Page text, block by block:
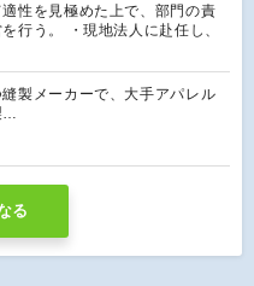
性を見極めた上で、部門の責
行う。 ・現地法人に赴任し、
製メーカーで、大手アパレル
…
る